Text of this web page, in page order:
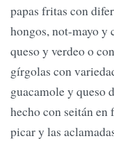
papas fritas con
hongos, not-mayo y
queso y verdeo o
gírgolas con
guacamole y queso
hecho con seitán en
picar y las